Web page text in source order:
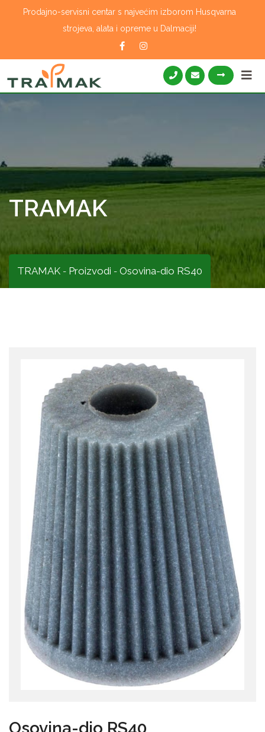
Prodajno-servisni centar s najvećim izborom Husqvarna
strojeva, alata i opreme u Dalmaciji!
TRAMAK
TRAMAK - Proizvodi - Osovina-dio RS40
Osovina-dio RS40